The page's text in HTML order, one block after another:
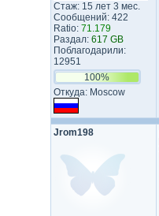
Стаж: 15 лет 3 мес.
Сообщений: 422
Ratio: 71.179
Раздал: 617 GB
Поблагодарили:
12951
100%
Откуда: Moscow
Jrom198